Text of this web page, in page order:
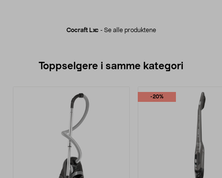
Cocraft Lxc- Se alle produktene
Toppselgere i samme kategori
-20%